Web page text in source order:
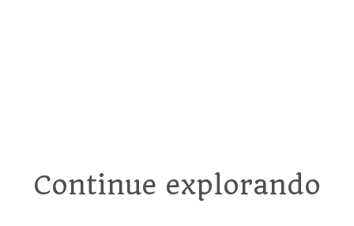
Continue explorando